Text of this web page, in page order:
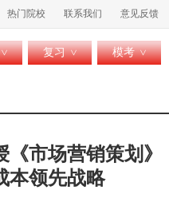
热门院校 联系我们 意见反馈
复习 > 模考 >
市场营销策划》
本领先战略